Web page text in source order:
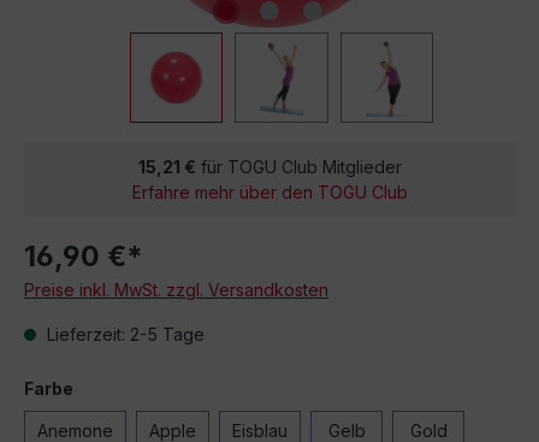
15,21 € für TOGU Club Mitglieder
Erfahre mehr über den TOGU Club
16,90 €*
Preise inkl. MwSt. zzgl. Versandkosten
Lieferzeit: 2-5 Tage
Farbe
Anemone Apple Eisblau Gelb Gold